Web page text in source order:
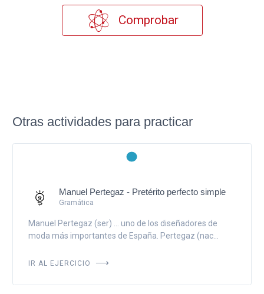
Comprobar
Otras actividades para practicar
Manuel Pertegaz - Pretérito perfecto simple
Gramática
Manuel Pertegaz (ser) ... uno de los diseñadores de
moda más importantes de España. Pertegaz (nac...
IR AL EJERCICIO